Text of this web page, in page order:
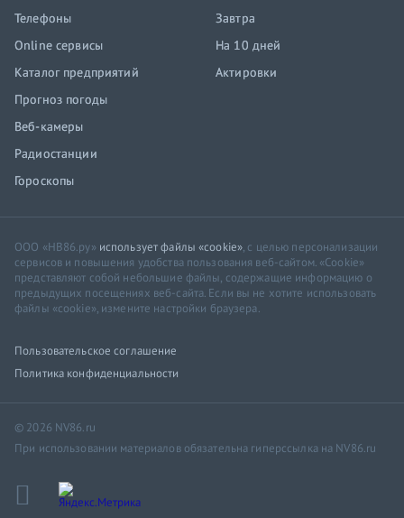
Телефоны
Online сервисы
Каталог предприятий
Прогноз погоды
Веб-камеры
Радиостанции
Гороскопы
Завтра
На 10 дней
Актировки
ООО «НВ86.ру» использует файлы «cookie», с целью персонализации
сервисов и повышения удобства пользования веб-сайтом. «Cookie»
представляют собой небольшие файлы, содержащие информацию о
предыдущих посещениях веб-сайта. Если вы не хотите использовать
файлы «cookie», измените настройки браузера.
Пользовательское соглашение
Политика конфиденциальности
© 2026 NV86.ru
При использовании материалов обязательна гиперссылка на NV86.ru